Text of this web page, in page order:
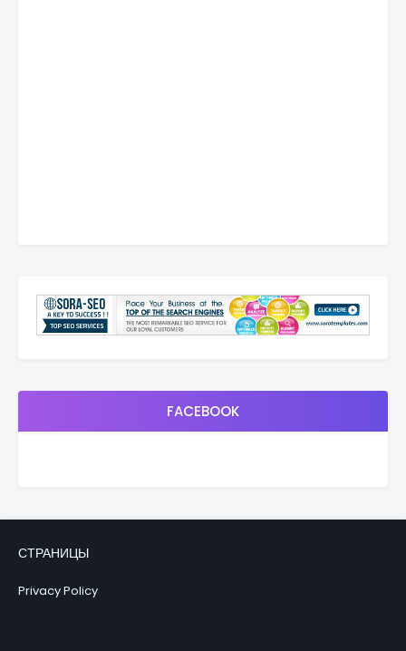
FACEBOOK
СТРАНИЦЫ
Privacy Policy